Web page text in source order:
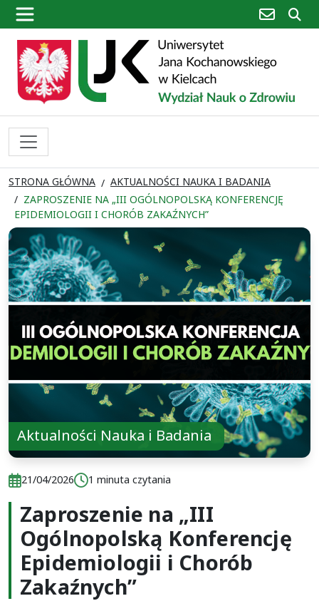
poczta
STRONA GŁÓWNA
AKTUALNOŚCI NAUKA I BADANIA
ZAPROSZENIE NA „III OGÓLNOPOLSKĄ KONFERENCJĘ
EPIDEMIOLOGII I CHORÓB ZAKAŹNYCH”
Aktualności Nauka i Badania
Data publikacji:
21/04/2026Czas czytania:
1 minuta czytania
Zaproszenie na „III
Ogólnopolską Konferencję
Epidemiologii i Chorób
Zakaźnych”
Data publikacji:
21/04/2026 Czas czytania:1 minuta czytania